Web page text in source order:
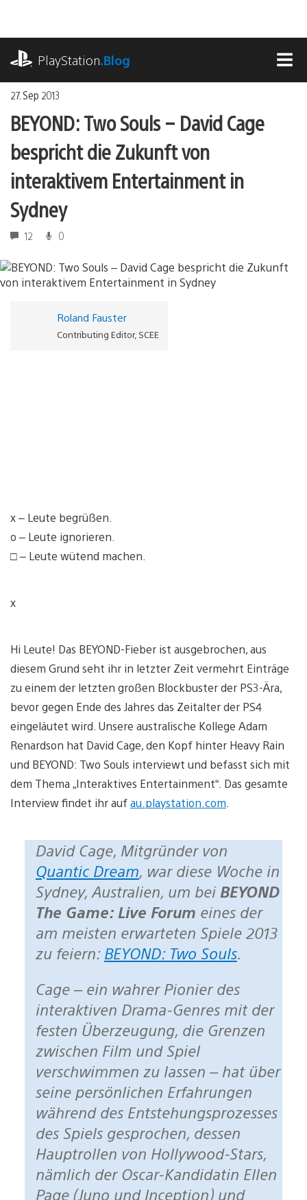
springen
PlayStation.Blog
27. Sep 2013
BEYOND: Two Souls – David Cage
bespricht die Zukunft von
interaktivem Entertainment in
Sydney
12 0
Roland Fauster
Contributing Editor, SCEE
x – Leute begrüßen.
o – Leute ignorieren.
□ – Leute wütend machen.
x
Hi Leute! Das BEYOND-Fieber ist ausgebrochen, aus
diesem Grund seht ihr in letzter Zeit vermehrt Einträge
zu einem der letzten großen Blockbuster der PS3-Ära,
bevor gegen Ende des Jahres das Zeitalter der PS4
eingeläutet wird. Unsere australische Kollege Adam
Renardson hat David Cage, den Kopf hinter Heavy Rain
und BEYOND: Two Souls interviewt und befasst sich mit
dem Thema „Interaktives Entertainment“. Das gesamte
Interview findet ihr aufau.playstation.com
David Cage, Mitgründer von
Quantic Dream, war diese Woche in
Sydney, Australien, um bei BEYOND
The Game: Live Forum eines der
am meisten erwarteten Spiele 2013
zu feiern: BEYOND: Two Souls.
Cage – ein wahrer Pionier des
interaktiven Drama-Genres mit der
festen Überzeugung, die Grenzen
zwischen Film und Spiel
verschwimmen zu lassen – hat über
seine persönlichen Erfahrungen
während des Entstehungsprozesses
des Spiels gesprochen, dessen
Hauptrollen von Hollywood-Stars,
nämlich der Oscar-Kandidatin Ellen
Page (Juno und Inception) und